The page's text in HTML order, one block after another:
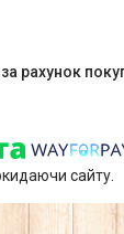
за рахунок
сайту.